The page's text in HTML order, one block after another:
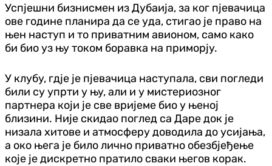
Успјешни бизнисмен из Дубаија, за ког пјевачица
ове године планира да се уда, стигао је право на
њен наступ и то приватним авионом, само како
би био уз њу током боравка на приморју.
У клубу, гдје је пјевачица наступала, сви погледи
били су упрти у њу, али и у мистериозног
партнера који је све вријеме био у њеној
близини. Није скидао поглед са Даре док је
низала хитове и атмосферу доводила до усијања,
а око њега је било лично приватно обезбјеђење
које је дискретно пратило сваки његов корак.